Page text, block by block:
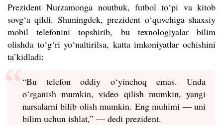
Prezident Nurzamonga noutbuk, futbol to‘pi va kitob
sovg‘a qildi. Shuningdek, prezident o‘quvchiga shaxsiy
mobil telefonini topshirib, bu texnologiyalar bilim
olishda to‘g‘ri yo‘naltirilsa, katta imkoniyatlar ochishini
ta’kidladi:
“Bu telefon oddiy o‘yinchoq emas. Unda
o‘rganish mumkin, video qilish mumkin, yangi
narsalarni bilib olish mumkin. Eng muhimi — uni
bilim uchun ishlat,” — dedi prezident.